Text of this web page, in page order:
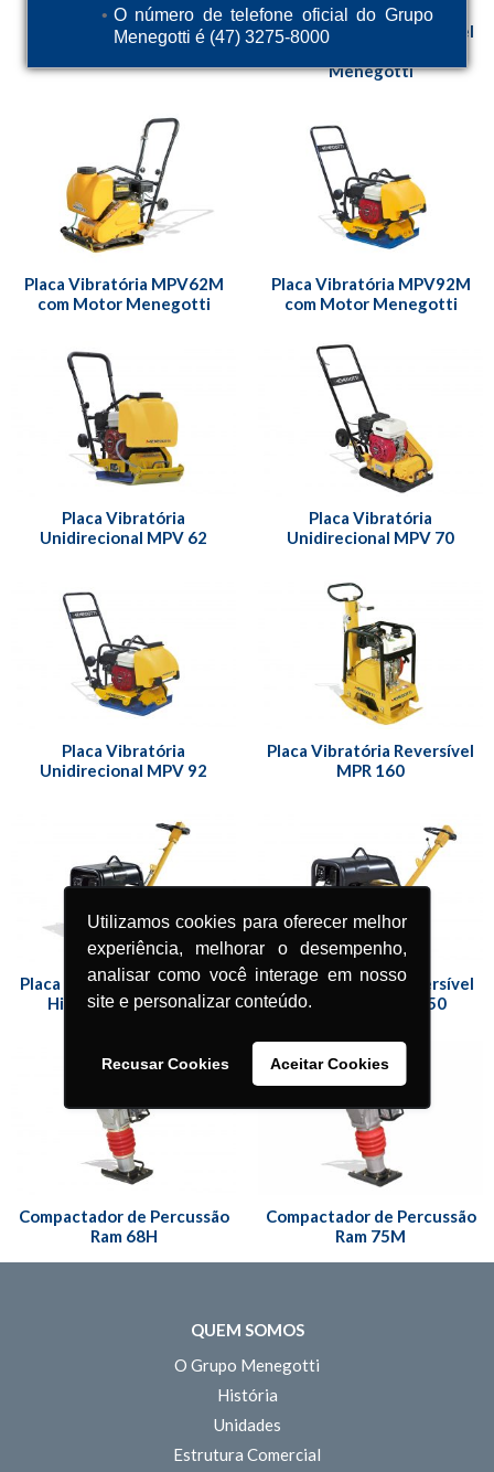
O número de telefone oficial do Grupo
Menegotti é (47) 3275-8000
Utilizamos cookies para oferecer melhor
experiência, melhorar o desempenho,
analisar como você interage em nosso
site e personalizar conteúdo.
Recusar Cookies Aceitar Cookies
Placa Vibratória Reversível
Menegotti
Placa Vibratória MPV62M
com Motor Menegotti
Placa Vibratória MPV92M
com Motor Menegotti
Placa Vibratória
Unidirecional MPV 62
Placa Vibratória
Unidirecional MPV 70
Placa Vibratória
Unidirecional MPV 92
Placa Vibratória Reversível
MPR 160
Placa Vibratória Reversível
Hidráulica MPH 170
Placa Vibratória Reversível
Hidráulica MPH 350
Compactador de Percussão
Ram 68H
Compactador de Percussão
Ram 75M
QUEM SOMOS
O Grupo Menegotti
História
Unidades
Estrutura Comercial